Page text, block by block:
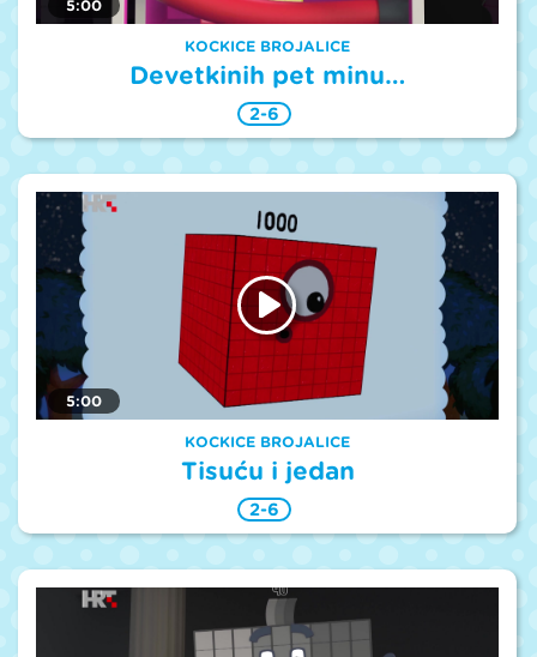
5:00
KOCKICE BROJALICE
Devetkinih pet minu…
2-6
5:00
KOCKICE BROJALICE
Tisuću i jedan
2-6